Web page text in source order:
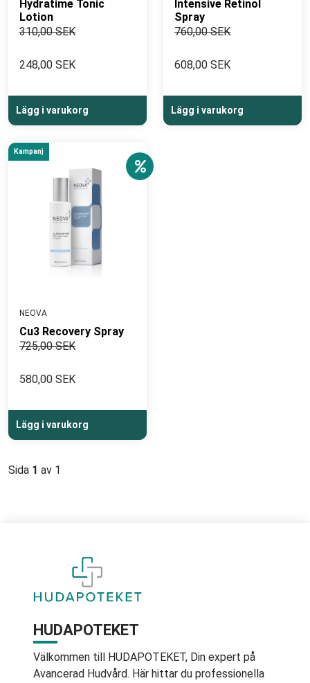
Hydratime Tonic
Lotion
310,00 SEK
248,00 SEK
Lägg i varukorg
Intensive Retinol
Spray
760,00 SEK
608,00 SEK
Lägg i varukorg
Kampanj
NEOVA
Cu3 Recovery Spray
725,00 SEK
580,00 SEK
Lägg i varukorg
Sida 1 av 1
HUDAPOTEKET
Välkommen till HUDAPOTEKET, Din expert på
Avancerad Hudvård. Här hittar du professionella